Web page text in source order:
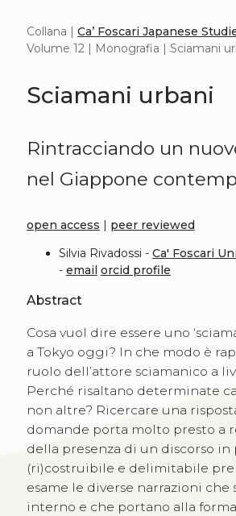
Collana | Ca’ Foscari Japanese
Volume 12 | Monografia | Sciamani
Sciamani urbani
Rintracciando un
nel Giappone
open access | peer reviewed
Silvia Rivadossi - Ca' Foscari
- email orcid profile
Abstract
Cosa vuol dire essere uno
a Tokyo oggi? In che modo è
ruolo dell’attore sciamanico a
Perché risaltano determinate
non altre? Ricercare una
domande porta molto presto a
della presenza di un discorso in
(ri)costruibile e delimitabile
esame le diverse narrazioni che
interno e che portano alla